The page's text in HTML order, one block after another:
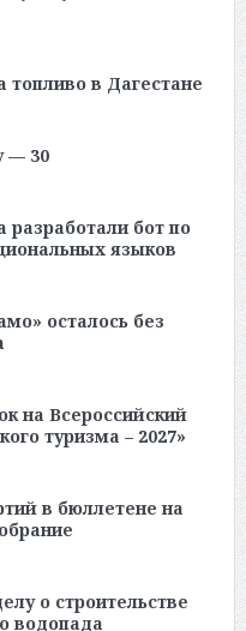
топливо в Дагестане
— 30
бот по
языков
осталось без
на Всероссийский
туризма – 2027»
в бюллетене на
о строительстве
водопада